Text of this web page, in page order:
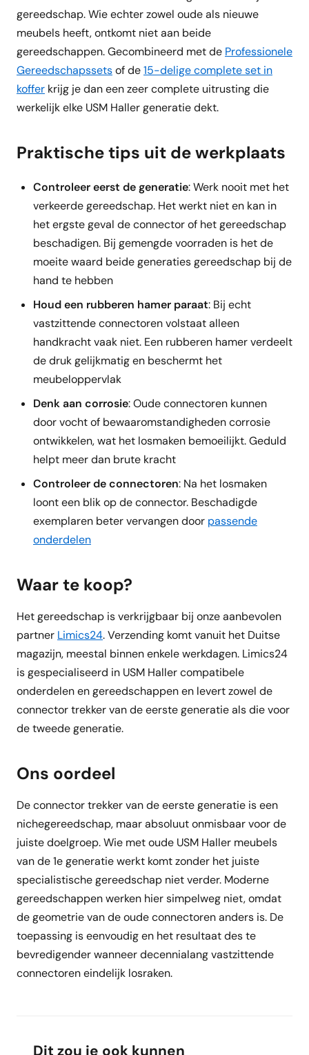
gereedschap. Wie echter zowel oude als nieuwe
meubels heeft, ontkomt niet aan beide
gereedschappen. Gecombineerd met de Professionele
Gereedschapssetsof de15-delige complete set in
koffer krijg je dan een zeer complete uitrusting die
werkelijk elke USM Haller generatie dekt.
Praktische tips uit de werkplaats
Controleer eerst de generatie: Werk nooit met het
verkeerde gereedschap. Het werkt niet en kan in
het ergste geval de connector of het gereedschap
beschadigen. Bij gemengde voorraden is het de
moeite waard beide generaties gereedschap bij de
hand te hebben
Houd een rubberen hamer paraat: Bij echt
vastzittende connectoren volstaat alleen
handkracht vaak niet. Een rubberen hamer verdeelt
de druk gelijkmatig en beschermt het
meubeloppervlak
Denk aan corrosie: Oude connectoren kunnen
door vocht of bewaaromstandigheden corrosie
ontwikkelen, wat het losmaken bemoeilijkt. Geduld
helpt meer dan brute kracht
Controleer de connectoren: Na het losmaken
loont een blik op de connector. Beschadigde
exemplaren beter vervangen door passende
onderdelen
Waar te koop?
Het gereedschap is verkrijgbaar bij onze aanbevolen
partner Limics24. Verzending komt vanuit het Duitse
magazijn, meestal binnen enkele werkdagen. Limics24
is gespecialiseerd in USM Haller compatibele
onderdelen en gereedschappen en levert zowel de
connector trekker van de eerste generatie als die voor
de tweede generatie.
Ons oordeel
De connector trekker van de eerste generatie is een
nichegereedschap, maar absoluut onmisbaar voor de
juiste doelgroep. Wie met oude USM Haller meubels
van de 1e generatie werkt komt zonder het juiste
specialistische gereedschap niet verder. Moderne
gereedschappen werken hier simpelweg niet, omdat
de geometrie van de oude connectoren anders is. De
toepassing is eenvoudig en het resultaat des te
bevredigender wanneer decennialang vastzittende
connectoren eindelijk losraken.
Dit zou je ook kunnen